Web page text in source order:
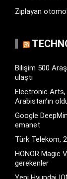
Zıplayan
Bilişim 500
ulaştı
Electronic Arts,
Arabistan’ın
Google
emanet
Türk Telekom,
HONOR Magic
gerekenler